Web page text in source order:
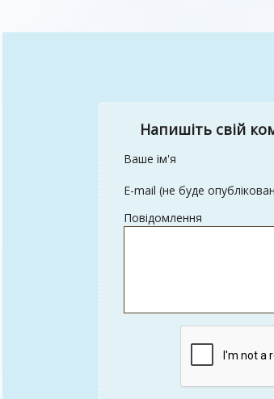
Напишіть свій
Ваше ім'я
E-mail (не буде
Повідомлення